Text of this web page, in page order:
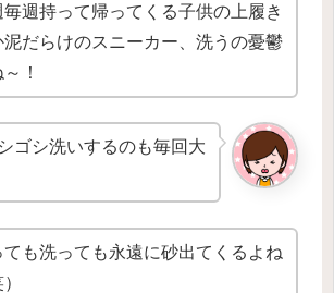
毎週持って帰ってくる子供の上履き
泥だらけのスニーカー、洗うの憂鬱
！
ゴシ洗いするのも毎回大
ても洗っても永遠に砂出てくるよね